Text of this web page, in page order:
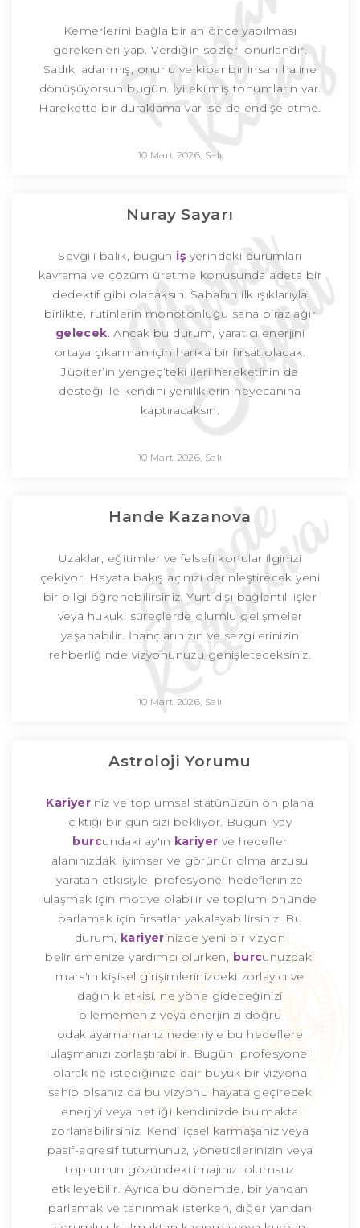
Kemerlerini bağla bir an önce yapılması
gerekenleri yap. Verdiğin sözleri onurlandır.
Sadık, adanmış, onurlu ve kibar bir insan haline
dönüşüyorsun bugün. İyi ekilmiş tohumların var.
Harekette bir duraklama var ise de endişe etme.
10 Mart 2026, Salı
Nuray Sayarı
Sevgili balık, bugün iş yerindeki durumları
kavrama ve çözüm üretme konusunda adeta bir
dedektif gibi olacaksın. Sabahın ilk ışıklarıyla
birlikte, rutinlerin monotonluğu sana biraz ağır
gelecek. Ancak bu durum, yaratıcı enerjini
ortaya çıkarman için harika bir fırsat olacak.
Jüpiter’in yengeç’teki ileri hareketinin de
desteği ile kendini yeniliklerin heyecanına
kaptıracaksın.
10 Mart 2026, Salı
Hande Kazanova
Uzaklar, eğitimler ve felsefi konular ilginizi
çekiyor. Hayata bakış açınızı derinleştirecek yeni
bir bilgi öğrenebilirsiniz. Yurt dışı bağlantılı işler
veya hukuki süreçlerde olumlu gelişmeler
yaşanabilir. İnançlarınızın ve sezgilerinizin
rehberliğinde vizyonunuzu genişleteceksiniz.
10 Mart 2026, Salı
Astroloji Yorumu
Kariyeriniz ve toplumsal statünüzün ön plana
çıktığı bir gün sizi bekliyor. Bugün, yay
burcundaki ay'ın kariyer ve hedefler
alanınızdaki iyimser ve görünür olma arzusu
yaratan etkisiyle, profesyonel hedeflerinize
ulaşmak için motive olabilir ve toplum önünde
parlamak için fırsatlar yakalayabilirsiniz. Bu
durum, kariyerinizde yeni bir vizyon
belirlemenize yardımcı olurken, burcunuzdaki
mars'ın kişisel girişimlerinizdeki zorlayıcı ve
dağınık etkisi, ne yöne gideceğinizi
bilememeniz veya enerjinizi doğru
odaklayamamanız nedeniyle bu hedeflere
ulaşmanızı zorlaştırabilir. Bugün, profesyonel
olarak ne istediğinize dair büyük bir vizyona
sahip olsanız da bu vizyonu hayata geçirecek
enerjiyi veya netliği kendinizde bulmakta
zorlanabilirsiniz. Kendi içsel karmaşanız veya
pasif-agresif tutumunuz, yöneticilerinizin veya
toplumun gözündeki imajınızı olumsuz
etkileyebilir. Ayrıca bu dönemde, bir yandan
parlamak ve tanınmak isterken, diğer yandan